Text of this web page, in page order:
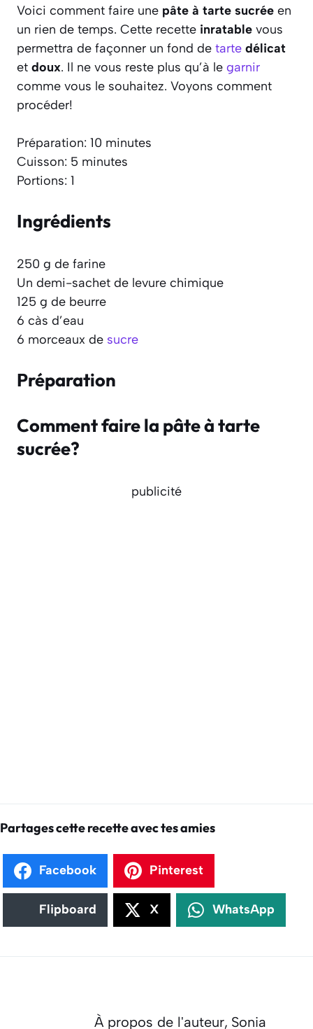
Voici comment faire une pâte à tarte sucrée en
un rien de temps. Cette recette inratable vous
permettra de façonner un fond de tarte délicat
et doux. Il ne vous reste plus qu’à le garnir
comme vous le souhaitez. Voyons comment
procéder!
Préparation: 10 minutes
Cuisson: 5 minutes
Portions: 1
Ingrédients
250 g de farine
Un demi-sachet de levure chimique
125 g de beurre
6 càs d’eau
6 morceaux de sucre
Préparation
Comment faire la pâte à tarte
sucrée?
publicité
Partages cette recette avec tes amies
Facebook Pinterest
Flipboard X WhatsApp
À propos de l'auteur, Sonia